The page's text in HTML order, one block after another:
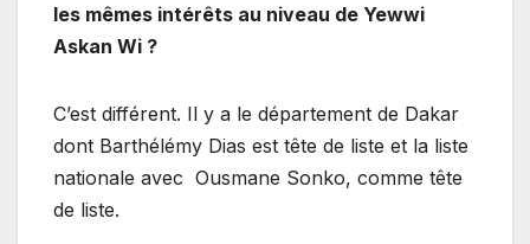
les mêmes intérêts au niveau de Yewwi
Askan Wi ?
C’est différent. Il y a le département de Dakar
dont Barthélémy Dias est tête de liste et la liste
nationale avec Ousmane Sonko, comme tête
de liste.